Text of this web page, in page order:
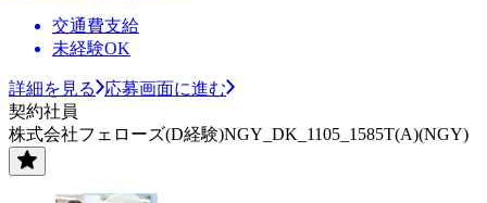
交通費支給
未経験OK
詳細を見る
応募画面に進む
契約社員
株式会社フェローズ(D経験)NGY_DK_1105_1585T(A)(NGY)